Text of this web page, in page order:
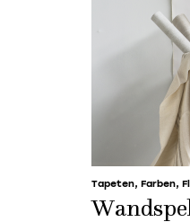
Tapeten, Farben,